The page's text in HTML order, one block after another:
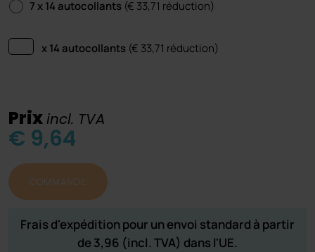
7 x 14 autocollants (€ 33,71 réduction)
x 14 autocollants (€ 33,71 réduction)
Prix ​​incl. TVA
€ 9,64
COMMANDE
Frais d'expédition pour un envoi standard à partir
de 3,96 (incl. TVA) dans l'UE.